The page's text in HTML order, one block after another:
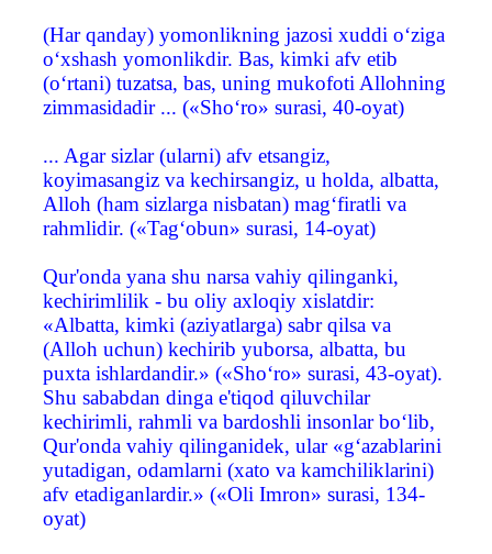
(Har qanday) yomonlikning jazosi xuddi o‘ziga
o‘xshash yomonlikdir. Bas, kimki afv etib
(o‘rtani) tuzatsa, bas, uning mukofoti Allohning
zimmasidadir ... («Sho‘ro» surasi, 40-oyat)
... Agar sizlar (ularni) afv etsangiz,
koyimasangiz va kechirsangiz, u holda, albatta,
Alloh (ham sizlarga nisbatan) mag‘firatli va
rahmlidir. («Tag‘obun» surasi, 14-oyat)
Qur'onda yana shu narsa vahiy qilinganki,
kechirimlilik - bu oliy axloqiy xislatdir:
«Albatta, kimki (aziyatlarga) sabr qilsa va
(Alloh uchun) kechirib yuborsa, albatta, bu
puxta ishlardandir.» («Sho‘ro» surasi, 43-oyat).
Shu sababdan dinga e'tiqod qiluvchilar
kechirimli, rahmli va bardoshli insonlar bo‘lib,
Qur'onda vahiy qilinganidek, ular «g‘azablarini
yutadigan, odamlarni (xato va kamchiliklarini)
afv etadiganlardir.» («Oli Imron» surasi, 134-
oyat)